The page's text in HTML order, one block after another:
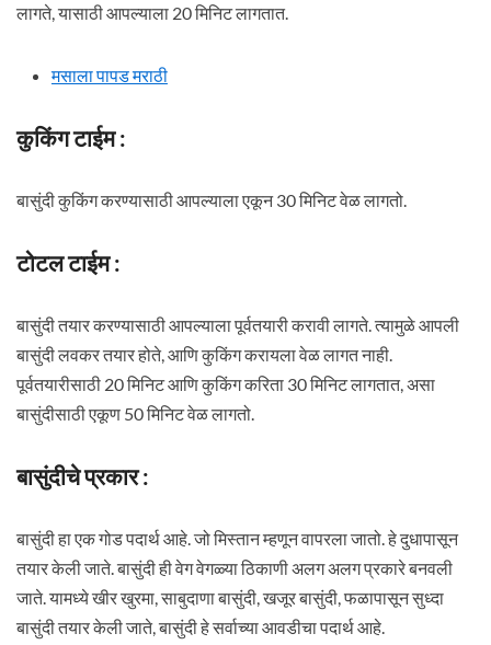
लागते, यासाठी आपल्याला 20 मिनिट लागतात.
मसाला पापड मराठी
कुकिंग टाईम :
बासुंदी कुकिंग करण्यासाठी आपल्याला एकून 30 मिनिट वेळ लागतो.
टोटल टाईम :
बासुंदी तयार करण्यासाठी आपल्याला पूर्वतयारी करावी लागते. त्यामुळे आपली
बासुंदी लवकर तयार होते, आणि कुकिंग करायला वेळ लागत नाही.
पूर्वतयारीसाठी 20 मिनिट आणि कुकिंग करिता 30 मिनिट लागतात, असा
बासुंदीसाठी एकूण 50 मिनिट वेळ लागतो.
बासुंदीचे प्रकार :
बासुंदी हा एक गोड पदार्थ आहे. जो मिस्तान म्हणून वापरला जातो. हे दुधापासून
तयार केली जाते. बासुंदी ही वेग वेगळ्या ठिकाणी अलग अलग प्रकारे बनवली
जाते. यामध्ये खीर खुरमा, साबुदाणा बासुंदी, खजूर बासुंदी, फळापासून सुध्दा
बासुंदी तयार केली जाते, बासुंदी हे सर्वाच्या आवडीचा पदार्थ आहे.